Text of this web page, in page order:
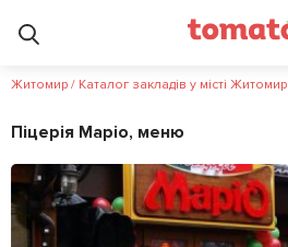
Житомир / Каталог закладів у місті Житомир
Піцерія Маріо, меню